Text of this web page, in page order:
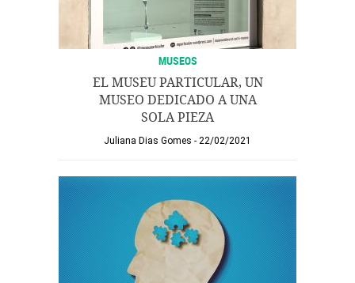
MUSEOS
EL MUSEU PARTICULAR, UN
MUSEO DEDICADO A UNA
SOLA PIEZA
Juliana Dias Gomes 22/02/2021